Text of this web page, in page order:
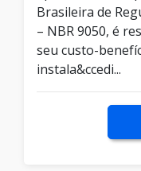
Brasileira de
– NBR 9050, é
seu custo-
instala&ccedi...